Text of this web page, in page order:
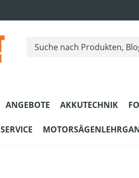
ANGEBOTE AKKUTECHNIK
SERVICE